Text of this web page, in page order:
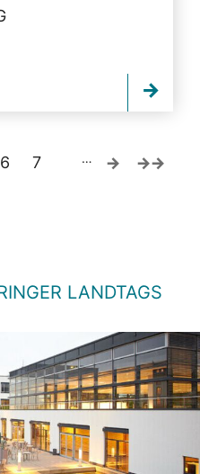
6 7 …
LANDTAGS